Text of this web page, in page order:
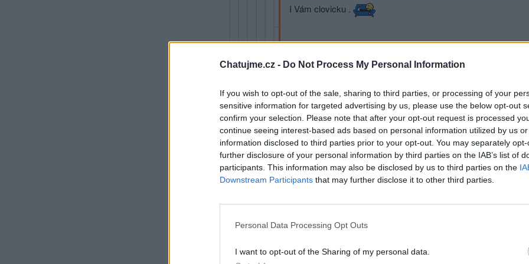
Chatujme.cz - Do Not Process My Personal Information
If you wish to opt-out of the sale, sharing to third parties, or processing of your
sensitive information for targeted advertising by us, please use the below opt-out
confirm your selection. Please note that after your opt-out request is processed
continue seeing interest-based ads based on personal information utilized by us
information disclosed to third parties prior to your opt-out. You may separately
further disclosure of your personal information by third parties on the IAB’s list of
participants. This information may also be disclosed by us to third parties on the
Downstream Participants that may further disclose it to other third parties.
Personal Data Processing Opt Outs
I want to opt-out of the Sharing of my personal data.
I Vám clovicku .
Přihlásit se a odpovědět
I Tobě..🙋☘️
Přihlásit se a odpovědět
Reklama
Marina Předmět: